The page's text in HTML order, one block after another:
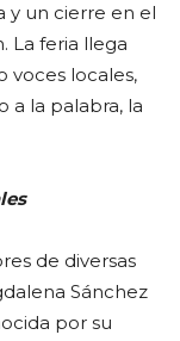
y un cierre en el
La feria llega
voces locales,
a la palabra, la
de diversas
Sánchez
por su